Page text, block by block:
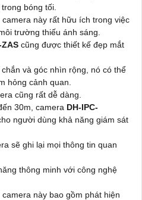
bóng tối.
này rất hữu ích trong việc
trường thiếu ánh sáng.
ZAS cũng được thiết kế đẹp mắt
và góc nhìn rộng, nó có thể
hỏng cảnh quan.
cũng rất dễ dàng.
30m, camera DH-IPC-
người dùng khả năng giám sát
sẽ ghi lại mọi thông tin quan
thông minh với công nghệ
này bao gồm phát hiện